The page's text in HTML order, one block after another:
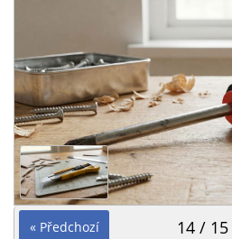
« Předchozí 14 / 15